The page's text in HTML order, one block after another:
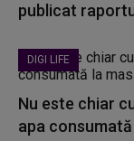
publicat
DIGI LIFE
Nu este chiar
apa